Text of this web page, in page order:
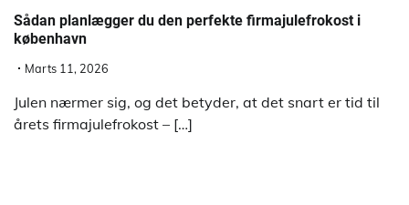
Sådan planlægger du den perfekte firmajulefrokost i
københavn
Marts 11, 2026
Julen nærmer sig, og det betyder, at det snart er tid til
årets firmajulefrokost – […]